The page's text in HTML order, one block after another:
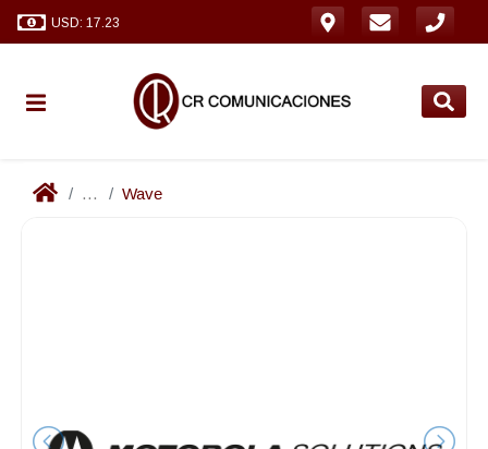
USD: 17.23
... Wave